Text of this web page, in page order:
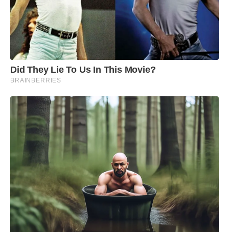
Did They Lie To Us In This Movie?
BRAINBERRIES